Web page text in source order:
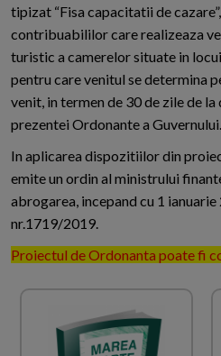
tipizat “Fisa capacitatii de
contribuabililor care realizeaza
turistic a camerelor situate in
pentru care venitul se determina
venit, in termen de 30 de zile de
prezentei Ordonante a Guvernului.
In aplicarea dispozitiilor din
emite un ordin al ministrului
abrogarea, incepand cu 1
nr.1719/2019.
Proiectul de Ordonanta poate fi